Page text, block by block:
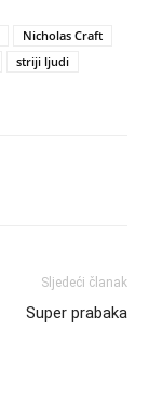
Nicholas Craft
striji ljudi
Sljedeći članak
Super prabaka